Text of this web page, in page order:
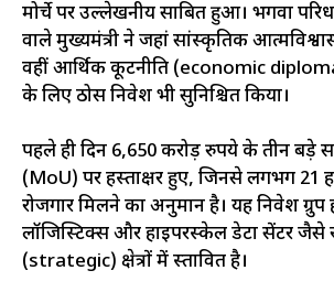
मोर्चे पर उल्लेखनीय साबित हुआ। भगवा
वाले मुख्यमंत्री ने जहां सांस्कृतिक
वहीं आर्थिक कूटनीति (economic
के लिए ठोस निवेश भी सुनिश्चित किया।
पहले ही दिन 6,650 करोड़ रुपये के तीन बड़े
(MoU) पर हस्ताक्षर हुए, जिनसे लगभग 21
रोजगार मिलने का अनुमान है। यह निवेश ग्रुप
लॉजिस्टिक्स और हाइपरस्केल डेटा सेंटर जैसे
(strategic) क्षेत्रों में प्रस्तावित है।